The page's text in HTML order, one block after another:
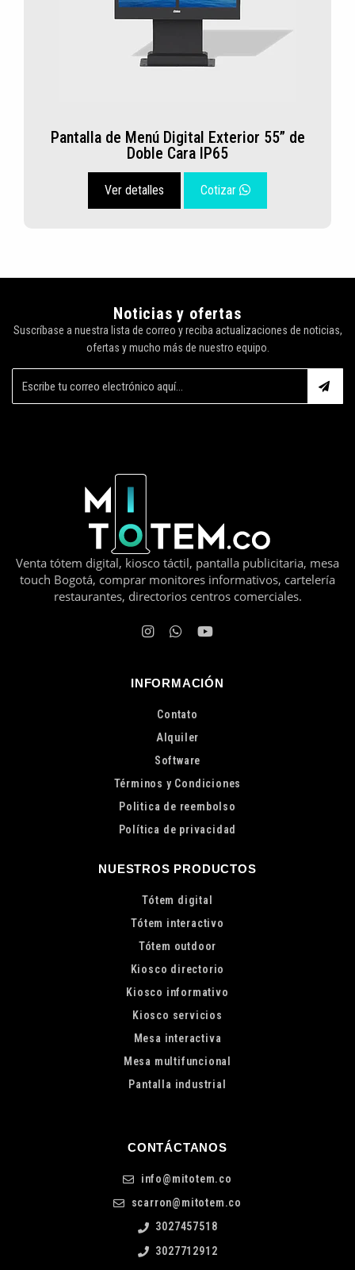
Pantalla de Menú Digital Exterior 55” de
Doble Cara IP65
Ver detalles Cotizar
Noticias y ofertas
Suscríbase a nuestra lista de correo y reciba actualizaciones de noticias,
ofertas y mucho más de nuestro equipo.
Venta tótem digital, kiosco táctil, pantalla publicitaria, mesa
touch Bogotá, comprar monitores informativos, cartelería
restaurantes, directorios centros comerciales.
INFORMACIÓN
Contato
Alquiler
Software
Términos y Condiciones
Politica de reembolso
Política de privacidad
NUESTROS PRODUCTOS
Tótem digital
Tótem interactivo
Tótem outdoor
Kiosco directorio
Kiosco informativo
Kiosco servicios
Mesa interactiva
Mesa multifuncional
Pantalla industrial
CONTÁCTANOS
info@mitotem.co
scarron@mitotem.co
3027457518
3027712912